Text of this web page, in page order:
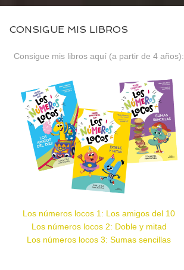
CONSIGUE MIS LIBROS
Consigue mis libros aquí (a partir de 4 años):
Los números locos 1: Los amigos del 10
Los números locos 2: Doble y mitad
Los números locos 3: Sumas sencillas